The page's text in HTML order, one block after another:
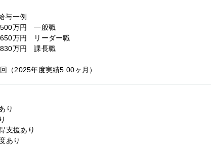
与一例
万円 一般職
万円 リーダー職
万円 課長職
（2025年度実績5.00ヶ月）
り
支援あり
あり